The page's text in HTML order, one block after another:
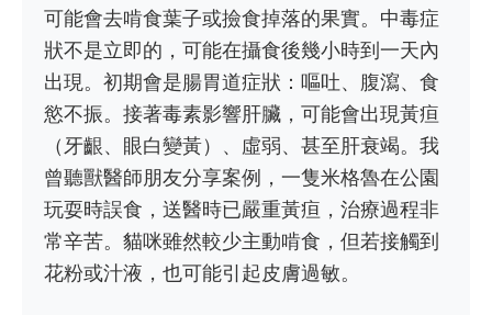
可能會去啃食葉子或撿食掉落的果實。中毒症
狀不是立即的，可能在攝食後幾小時到一天內
出現。初期會是腸胃道症狀：嘔吐、腹瀉、食
慾不振。接著毒素影響肝臟，可能會出現黃疸
（牙齦、眼白變黃）、虛弱、甚至肝衰竭。我
曾聽獸醫師朋友分享案例，一隻米格魯在公園
玩耍時誤食，送醫時已嚴重黃疸，治療過程非
常辛苦。貓咪雖然較少主動啃食，但若接觸到
花粉或汁液，也可能引起皮膚過敏。